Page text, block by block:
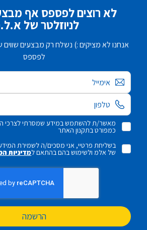
לא רוצים לפספס אף
לניוזלטר של
אנחנו לא מציקים :) נשלח רק מבצעים
לפספס
אימייל
מאשר/ת להשתמש במידע שמסרתי לצרכי
כמפורט בתקנון האתר
בשליחת פרטיי, אני מסכים/ה לשמירת
של אלמ ולשימוש בהם בהתאם למדיניות
הרשמה